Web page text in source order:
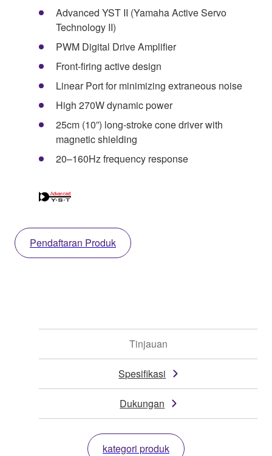
Advanced YST II (Yamaha Active Servo
Technology II)
PWM Digital Drive Amplifier
Front-firing active design
Linear Port for minimizing extraneous noise
High 270W dynamic power
25cm (10”) long-stroke cone driver with
magnetic shielding
20–160Hz frequency response
Pendaftaran Produk
Tinjauan
Spesifikasi
Dukungan
kategori produk